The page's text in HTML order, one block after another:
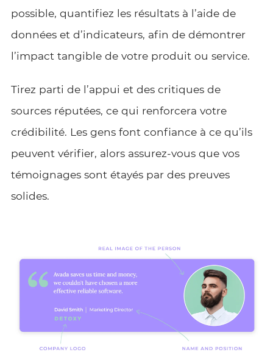
possible, quantifiez les résultats à l’aide de
données et d’indicateurs, afin de démontrer
l’impact tangible de votre produit ou service.
Tirez parti de l’appui et des critiques de
sources réputées, ce qui renforcera votre
crédibilité. Les gens font confiance à ce qu’ils
peuvent vérifier, alors assurez-vous que vos
témoignages sont étayés par des preuves
solides.